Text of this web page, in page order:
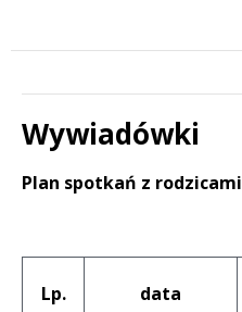
Wywiadówki
Treść
Plan spotkań z rodzicami
Lp. data